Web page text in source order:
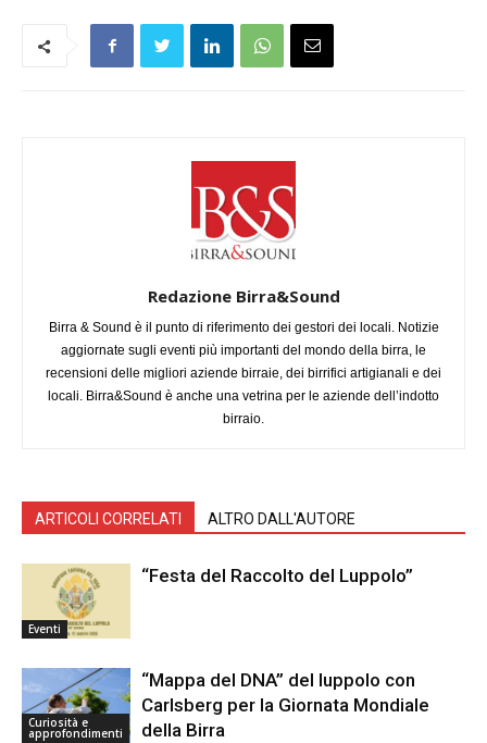
Redazione Birra&Sound
Birra & Sound è il punto di riferimento dei gestori dei locali. Notizie
aggiornate sugli eventi più importanti del mondo della birra, le
recensioni delle migliori aziende birraie, dei birrifici artigianali e dei
locali. Birra&Sound è anche una vetrina per le aziende dell’indotto
birraio.
ARTICOLI CORRELATI ALTRO DALL'AUTORE
Eventi
“Festa del Raccolto del Luppolo”
Curiosità e
approfondimenti
“Mappa del DNA” del luppolo con
Carlsberg per la Giornata Mondiale
della Birra